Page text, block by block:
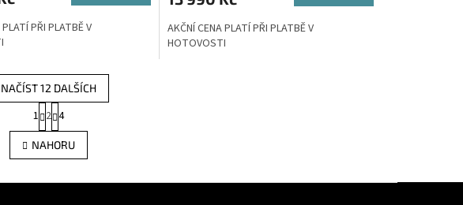
A
PŘI PLATBĚ V
A
AKČNÍ CENA PLATÍ PŘI PLATBĚ V
HOTOVOSTI
O
v
l
d
NAČÍST 12 DALŠÍCH
S
t
r
á
n
1 2 4
NAHORU